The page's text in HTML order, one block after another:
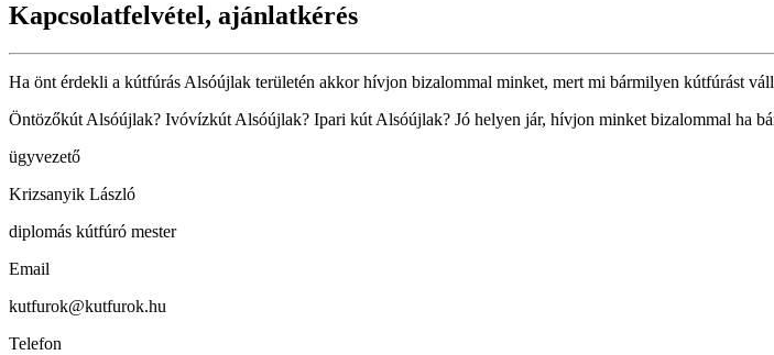
Kapcsolatfelvétel, ajánlatkérés
Ha önt érdekli a kútfúrás Alsóújlak területén akkor hívjon bizalommal minket, mert mi bármilyen kútfúrást
Öntözőkút Alsóújlak? Ivóvízkút Alsóújlak? Ipari kút Alsóújlak? Jó helyen jár, hívjon minket bizalommal ha
ügyvezető
Krizsanyik László
diplomás kútfúró mester
Email
kutfurok@kutfurok.hu
Telefon